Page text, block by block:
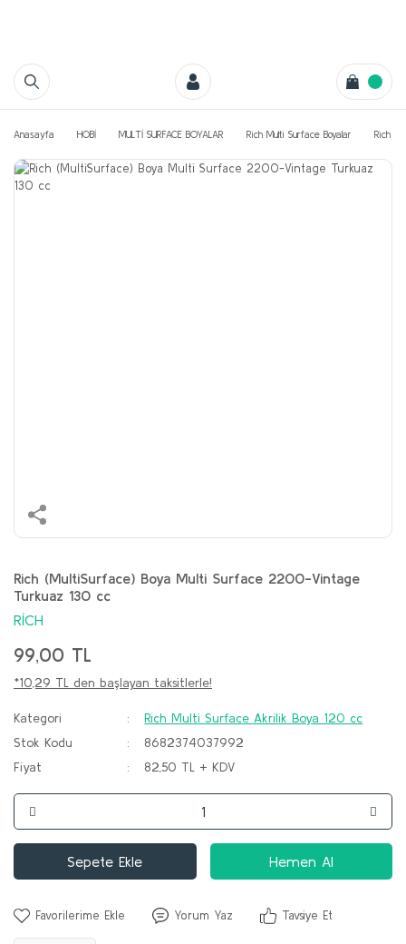
Anasayfa HOBİ MULTİ SURFACE BOYALAR Rich Multi Surface Boyalar Rich
Rich (MultiSurface) Boya Multi Surface 2200-Vintage
Turkuaz 130 cc
RİCH
99,00 TL
*10,29 TL den başlayan taksitlerle!
Kategori
Rich Multi Surface Akrilik Boya 120 cc
Stok Kodu
8682374037992
Fiyat
82,50 TL + KDV
Sepete Ekle Hemen Al
Yorum Yaz Tavsiye Et